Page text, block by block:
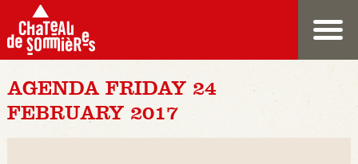
AGENDA FRIDAY 24
FEBRUARY 2017